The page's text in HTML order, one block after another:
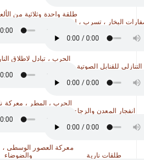
طلقة واحدة وثلاثية من
الحرب ، تبادل لاطلاق
الحرب ، المطر ، معركة
معركة العصور الوسطى ،
والضوضاء
البخار ، تسرب ، انفجار
للقنابل الصوتية ، انفجار
انفجار المعدن والزجاج
طلقات نارية